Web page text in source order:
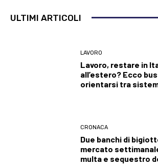
ULTIMI ARTICOLI
LAVORO
Lavoro, restare in
all’estero? Ecco
orientarsi tra
CRONACA
Due banchi di
mercato
multa e sequestro